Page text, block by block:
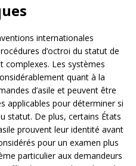
internationales
d’octroi du statut de
complexes. Les systèmes
quant à la
d’asile et peuvent être
applicables pour déterminer si
statut. De plus, certains États
prouvent leur identité avant
pour un examen plus
particulier aux demandeurs